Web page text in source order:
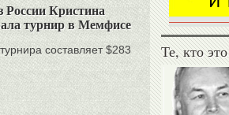
России Кристина
турнир в Мемфисе
составляет $283
Те, кто